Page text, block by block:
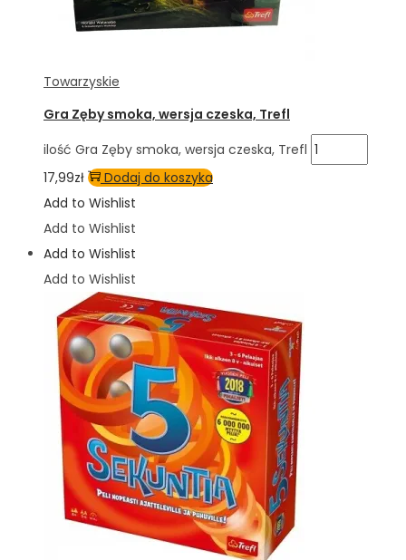
Towarzyskie
Gra Zęby smoka, wersja czeska, Trefl
ilość Gra Zęby smoka, wersja czeska, Trefl
17,99zł
Dodaj do koszyka
Add to Wishlist
Add to Wishlist
Add to Wishlist
Add to Wishlist